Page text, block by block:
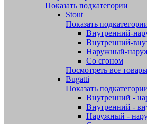
Показать подкатегории
Stout
Показать
Внутренний-
Внутренний-
Наружный-
Со сгоном
Посмотреть все
Bugatti
Показать
Внутренний -
Внутренний -
Наружный -